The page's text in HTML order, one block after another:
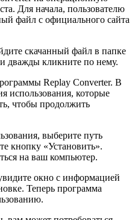
Для начала, пользователю
файл с официального сайта
скачанный файл в папке
дважды кликните по нему.
Replay Converter. В
использования, которые
чтобы продолжить
выберите путь
кнопку «Установить».
на ваш компьютер.
окно с информацией
Теперь программа